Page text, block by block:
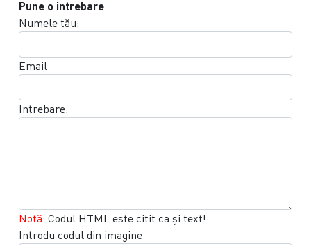
Pune o intrebare
Numele tău:
Email
Intrebare:
Notă: Codul HTML este citit ca şi text!
Introdu codul din imagine